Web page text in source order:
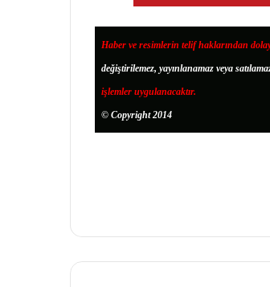
Haber ve resimlerin telif haklarından
değiştirilemez, yayınlanamaz veya
işlemler uygulanacaktır.
© Copyright 2014